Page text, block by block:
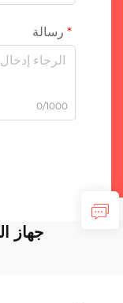
رسالة
0/1000
جهاز